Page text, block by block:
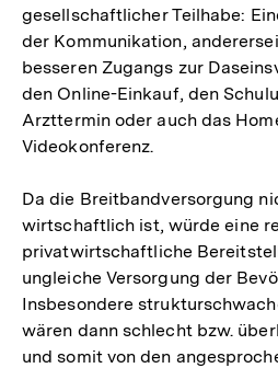
gesellschaftlicher Teilhabe:
der Kommunikation,
besseren Zugangs zur
den Online-Einkauf, den
Arzttermin oder auch das
Videokonferenz.
Da die Breitbandversorgung
wirtschaftlich ist, würde eine
privatwirtschaftliche
ungleiche Versorgung der
Insbesondere
wären dann schlecht bzw.
und somit von den